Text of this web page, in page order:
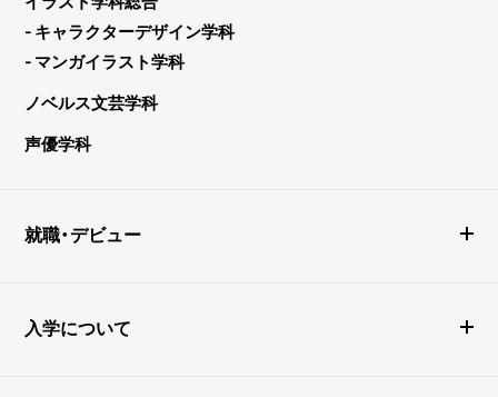
- キャラクターデザイン学科
- マンガイラスト学科
ノベルス文芸学科
声優学科
就職・デビュー
入学について